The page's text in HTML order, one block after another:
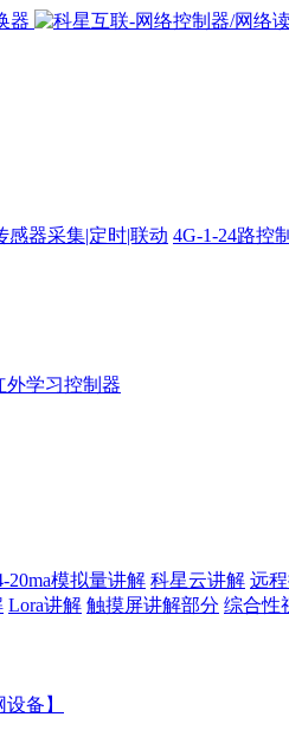
感器采集|定时|联动 4G-1-24路控
外学习控制器
20ma模拟量讲解 科星云讲解 远
Lora讲解 触摸屏讲解部分 综合性
备】